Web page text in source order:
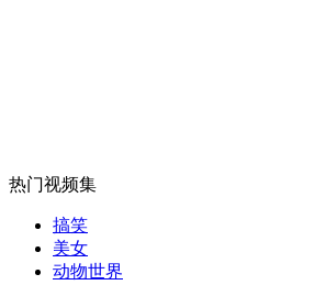
无痛分娩是否安全 医生回应
热门视频集
搞笑
美女
动物世界